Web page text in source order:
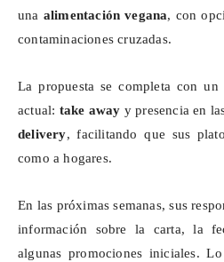
una alimentación vegana, con
contaminaciones cruzadas.
La propuesta se completa con
actual: take away y presencia en
delivery, facilitando que sus
como a hogares.
En las próximas semanas, sus
información sobre la carta, la
algunas promociones iniciales.